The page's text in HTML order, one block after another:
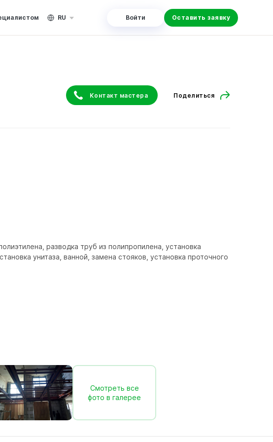
RU Войти Оставить заявку
Контакт мастера Поделиться
разводка труб из полипропилена, установка
унитаза, ванной, замена стояков, установка проточного
Смотреть все
фото в галерее